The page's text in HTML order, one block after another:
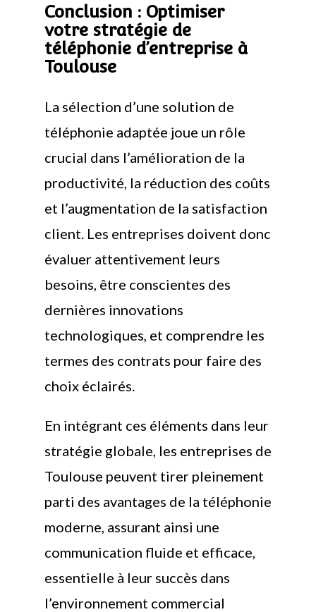
Conclusion : Optimiser
votre stratégie de
téléphonie d’entreprise à
Toulouse
La sélection d’une solution de
téléphonie adaptée joue un rôle
crucial dans l’amélioration de la
productivité, la réduction des coûts
et l’augmentation de la satisfaction
client. Les entreprises doivent donc
évaluer attentivement leurs
besoins, être conscientes des
dernières innovations
technologiques, et comprendre les
termes des contrats pour faire des
choix éclairés.
En intégrant ces éléments dans leur
stratégie globale, les entreprises de
Toulouse peuvent tirer pleinement
parti des avantages de la téléphonie
moderne, assurant ainsi une
communication fluide et efficace,
essentielle à leur succès dans
l’environnement commercial